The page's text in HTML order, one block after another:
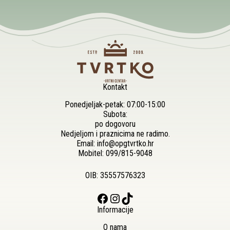
Kontakt
Ponedjeljak-petak: 07:00-15:00
Subota:
po dogovoru
Nedjeljom i praznicima ne radimo.
Email: info@opgtvrtko.hr
Mobitel: 099/815-9048
OIB: 35557576323
Facebook Instagram TikTok
Informacije
O nama